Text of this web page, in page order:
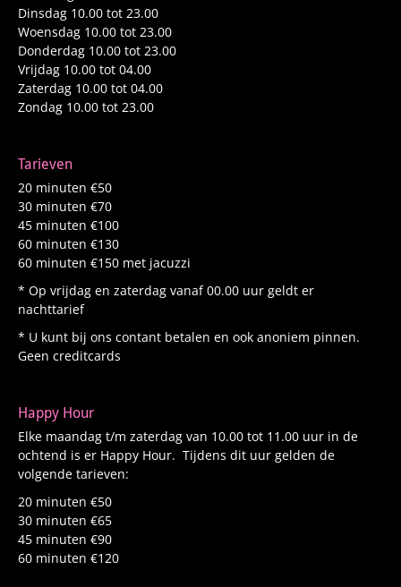
Dinsdag 10.00 tot 23.00
Woensdag 10.00 tot 23.00
Donderdag 10.00 tot 23.00
Vrijdag 10.00 tot 04.00
Zaterdag 10.00 tot 04.00
Zondag 10.00 tot 23.00
Tarieven
20 minuten €50
30 minuten €70
45 minuten €100
60 minuten €130
60 minuten €150 met jacuzzi
* Op vrijdag en zaterdag vanaf 00.00 uur geldt er
nachttarief
* U kunt bij ons contant betalen en ook anoniem pinnen.
Geen creditcards
Happy Hour
Elke maandag t/m zaterdag van 10.00 tot 11.00 uur in de
ochtend is er Happy Hour. Tijdens dit uur gelden de
volgende tarieven:
20 minuten €50
30 minuten €65
45 minuten €90
60 minuten €120